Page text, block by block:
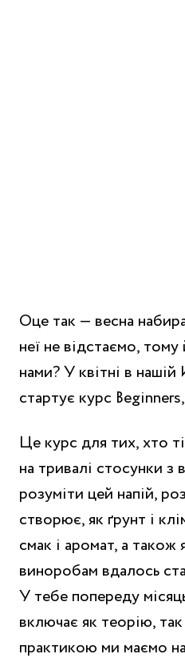
Оце так — весна
неї не відстаємо,
нами? У квітні в
стартує курс
Це курс для тих, хто
на тривалі стосунки з
розуміти цей напій,
створює, як ґрунт і
смак і аромат, а також
виноробам вдалось
У тебе попереду
включає як теорію,
практикою ми маємо на